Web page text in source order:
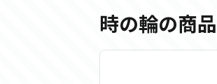
時の輪の商